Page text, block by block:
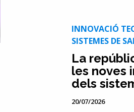
INNOVACIÓ
SISTEMES DE
La
les noves
dels
20/07/2026